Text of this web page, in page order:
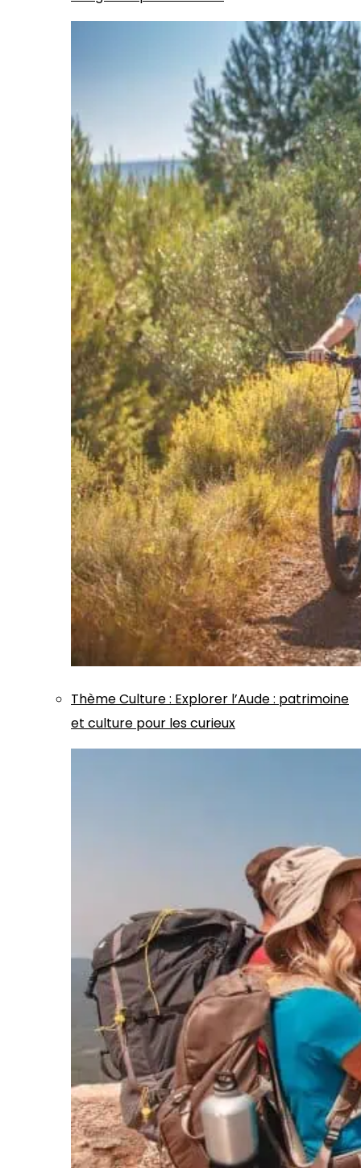
ThèmeCulture: Explorer l’Aude : patrimoine
et culture pour les curieux